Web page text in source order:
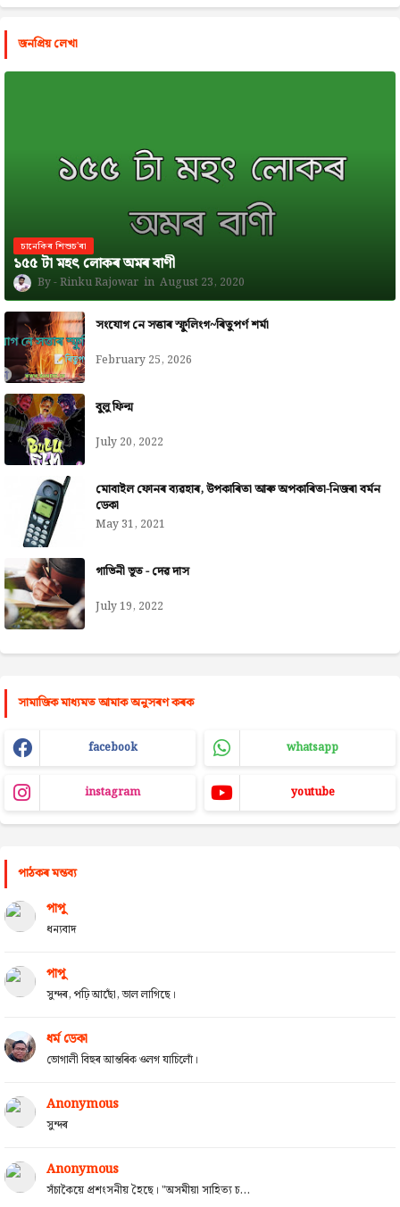
জনপ্রিয় লেখা
চানেকিৰ শিশুচ'ৰা
১৫৫ টা মহৎ লোকৰ অমৰ বাণী
Rinku Rajowar August 23, 2020
সংযোগ নে সত্তাৰ স্ফুলিংগ~ৰিতুপৰ্ণ শৰ্মা
February 25, 2026
বুলু ফিল্ম
July 20, 2022
মোবাইল ফোনৰ ব্যৱহাৰ, উপকাৰিতা আৰু অপকাৰিতা-নিজৰা বৰ্মন
ডেকা
May 31, 2021
গাভিনী ভূত - দেৱ দাস
July 19, 2022
সামাজিক মাধ্যমত আমাক অনুসৰণ কৰক
facebook whatsapp
instagram youtube
পাঠকৰ মন্তব্য
পাপু
ধন্যবাদ
পাপু
সুন্দৰ, পঢ়ি আছোঁ, ভাল লাগিছে।
ধৰ্ম ডেকা
ভোগালী বিহুৰ আন্তৰিক ওলগ যাচিলোঁ।
Anonymous
সুন্দৰ
Anonymous
সঁচাকৈয়ে প্ৰশংসনীয় হৈছে। "অসমীয়া সাহিত্য চ...